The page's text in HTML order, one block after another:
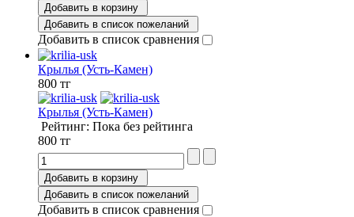
Добавить в корзину
Добавить в список пожеланий
Добавить в список сравнения
Крылья (Усть-Камен)
800 тг
Крылья (Усть-Камен)
Рейтинг: Пока без рейтинга
800 тг
Добавить в корзину
Добавить в список пожеланий
Добавить в список сравнения